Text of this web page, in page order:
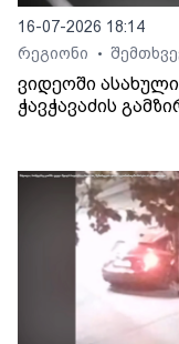
16-07-2026 18:14
რეგიონი
•
ვიდეოში
ჭავჭავაძის